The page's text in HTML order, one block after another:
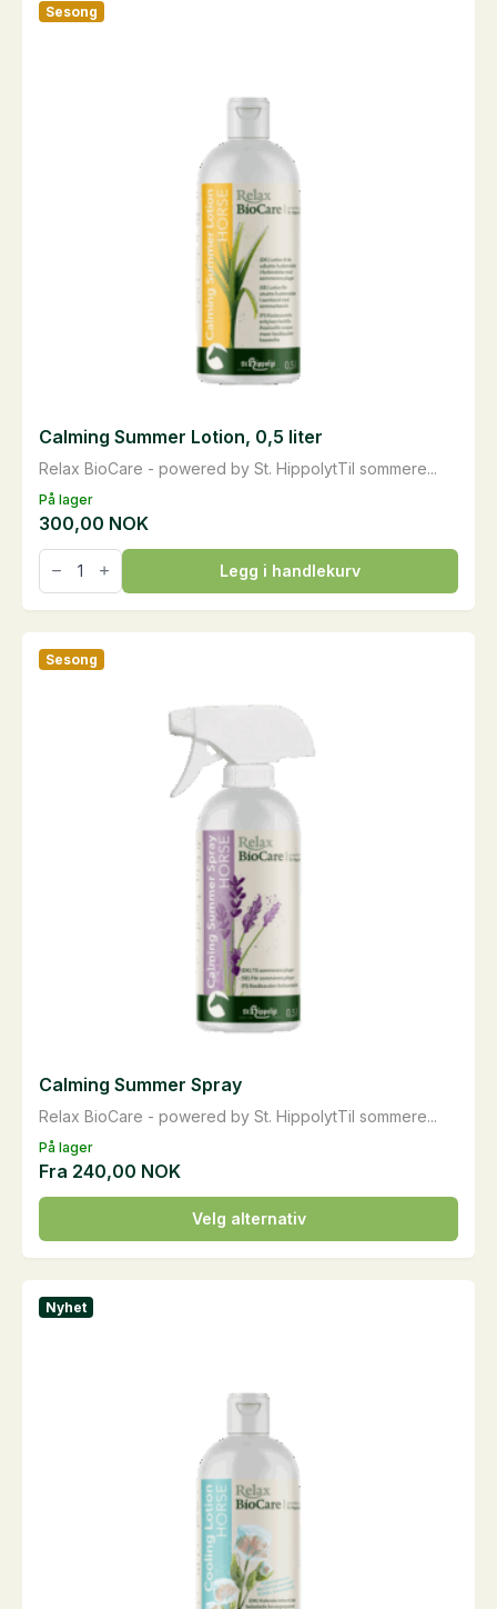
På lager
Sesong
Relax BioCare - powered by St. HippolytTil sommere...
Calming Summer Lotion, 0,5 liter
300,00 NOK
Calming
Summer
Lotion,
0,5
antall
Legg i handlekurv
På lager
Sesong
Relax BioCare - powered by St. HippolytTil sommere...
Calming Summer Spray
Fra 240,00 NOK
Velg alternativ
Dette
produktet
har
flere
varianter.
Nyhet